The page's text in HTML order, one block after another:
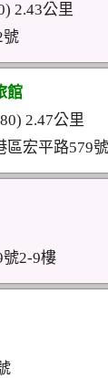
2.43公里
號
館
2.47公里
區宏平路579
2-9樓